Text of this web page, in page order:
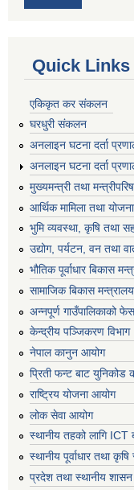
Quick Links
एकिकृत कर संकलन
घरधुरी संकलन
अनलाइन घटना दर्ता
अनलाइन घटना दर्ता
मुख्यमन्त्री तथा
आर्थिक मामिला तथा
भुमि व्यवस्था, कृषि तथा
उद्योग, पर्यटन, वन तथा
भौतिक पूर्वाधार बिकास
सामाजिक बिकास
अन्नपूर्ण
केन्द्रीय पञ्जिकरण विभाग
नेपाल कानुन आयोग
प्रिती फन्ट बाट युनिकोड
राष्ट्रिय योजना आयोग
लोक सेवा आयोग
स्थानीय तहको लागि ICT
स्थानीय पूर्वाधार तथा
प्रदेश तथा स्थानीय